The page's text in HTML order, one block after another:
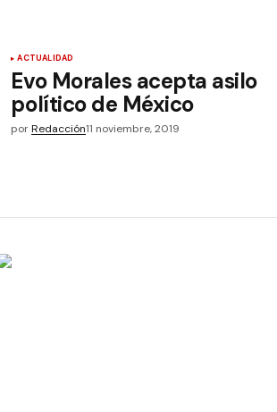
ACTUALIDAD
Evo Morales acepta asilo
político de México
por Redacción11 noviembre, 2019